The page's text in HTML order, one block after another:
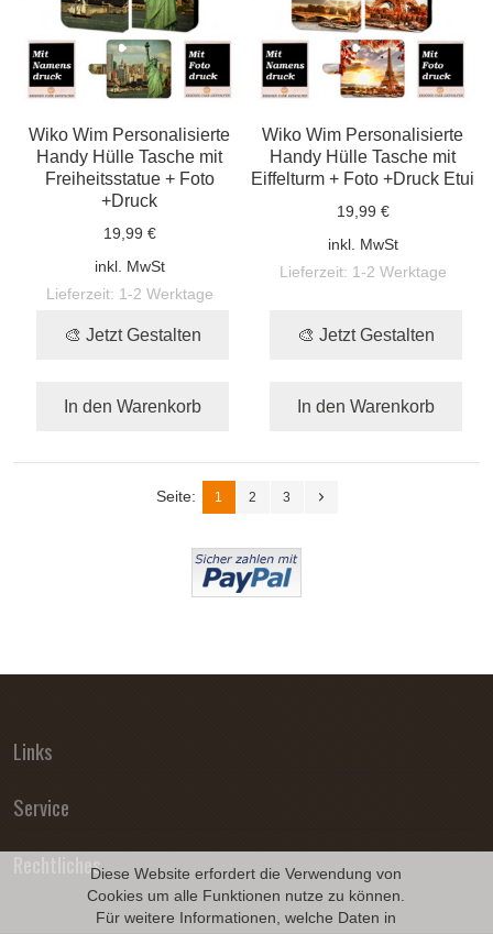
Diese Website erfordert die Verwendung von
Cookies um alle Funktionen nutze zu können.
Für weitere Informationen, welche Daten in
Wiko Wim Personalisierte
Handy Hülle Tasche mit
Freiheitsstatue + Foto
+Druck
19,99 €
inkl. MwSt
Lieferzeit: 1-2 Werktage
🎨 Jetzt Gestalten
In den Warenkorb
Wiko Wim Personalisierte
Handy Hülle Tasche mit
Eiffelturm + Foto +Druck Etui
19,99 €
inkl. MwSt
Lieferzeit: 1-2 Werktage
🎨 Jetzt Gestalten
In den Warenkorb
Seite: 1 2 3
Links
Service
Rechtliches